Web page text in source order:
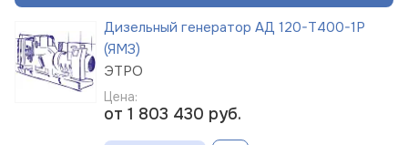
Дизельный генератор АД 120-Т400-1Р
(ЯМЗ)
ЭТРО
Цена:
от 1 803 430 руб.